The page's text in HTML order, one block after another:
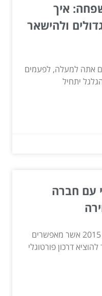
איך
ולהישאר
אתה למעלה, לפעמים
יתחיל
עם חברה
בעקבות השינויים בחוקה משנת 2015 אשר מאפשרים
דרכון פורטוגלי